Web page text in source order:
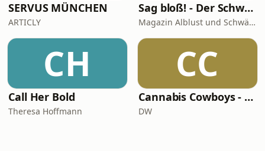
SERVUS MÜNCHEN
ARTICLY
Sag bloß! - Der Schwäbische Alb Podcast
Magazin Alblust und Schwäbische Alb Tourismus
CH
Call Her Bold
Theresa Hoffmann
CC
Cannabis Cowboys - Die JuicyFields-Saga
DW